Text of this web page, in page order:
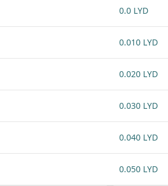
0.0 LYD
0.010 LYD
0.020 LYD
0.030 LYD
0.040 LYD
0.050 LYD